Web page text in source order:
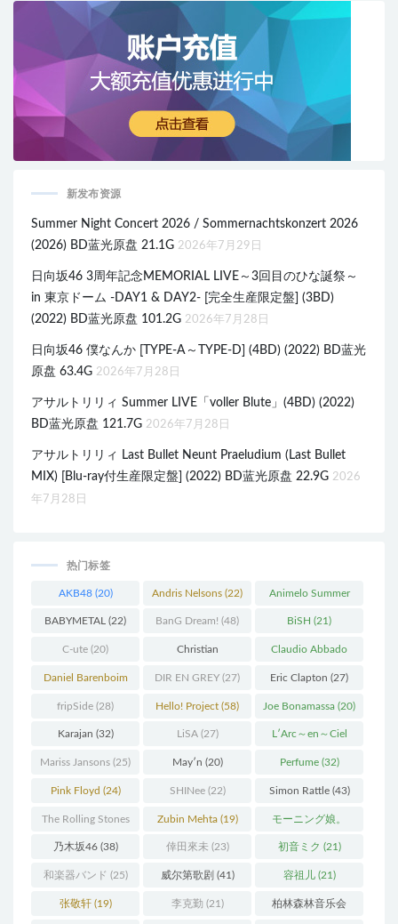
新发布资源
Summer Night Concert 2026 / Sommernachtskonzert 2026
(2026) BD蓝光原盘 21.1G 2026年7月29日
日向坂46 3周年記念MEMORIAL LIVE～3回目のひな誕祭～
in 東京ドーム -DAY1 & DAY2- [完全生産限定盤] (3BD)
(2022) BD蓝光原盘 101.2G 2026年7月28日
日向坂46 僕なんか [TYPE-A～TYPE-D] (4BD) (2022) BD蓝光
原盘 63.4G 2026年7月28日
アサルトリリィ Summer LIVE「voller Blute」(4BD) (2022)
BD蓝光原盘 121.7G 2026年7月28日
アサルトリリィ Last Bullet Neunt Praeludium (Last Bullet
MIX) [Blu-ray付生産限定盤] (2022) BD蓝光原盘 22.9G 2026
年7月28日
热门标签
AKB48(20) Andris Nelsons (22) Animelo Summer
Live(34)
BABYMETAL (22) BanG Dream! (48) BiSH (21)
C-ute (20) Christian
Thielemann(36)
Claudio Abbado
(25)
Daniel Barenboim
(37)
DIR EN GREY (27) Eric Clapton (27)
fripSide (28) Hello! Project (58) Joe Bonamassa (20)
Karajan (32) LiSA(27) L′Arc～en～Ciel
(41)
Mariss Jansons (25) May′n (20) Perfume(32)
Pink Floyd (24) SHINee(22) Simon Rattle(43)
The Rolling Stones
(30)
Zubin Mehta(19) モーニング娘。
(27)
乃木坂46(38) 倖田來未 (23) 初音ミク (21)
和楽器バンド (25) 威尔第歌剧 (41) 容祖儿(21)
张敬轩(19) 李克勤 (21) 柏林森林音乐会